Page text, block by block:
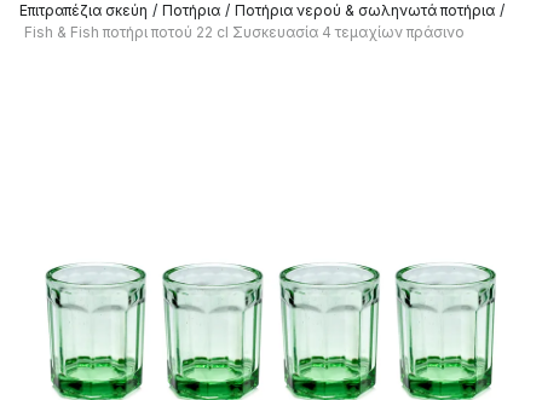
Επιτραπέζια σκεύη / Ποτήρια / Ποτήρια νερού & σωληνωτά ποτήρια /
Fish & Fish ποτήρι ποτού 22 cl Συσκευασία 4 τεμαχίων πράσινο